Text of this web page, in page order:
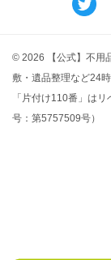
© 2026 【公式】不用
敷・遺品整理など24時
「片付け110番」は
号：第5757509号）